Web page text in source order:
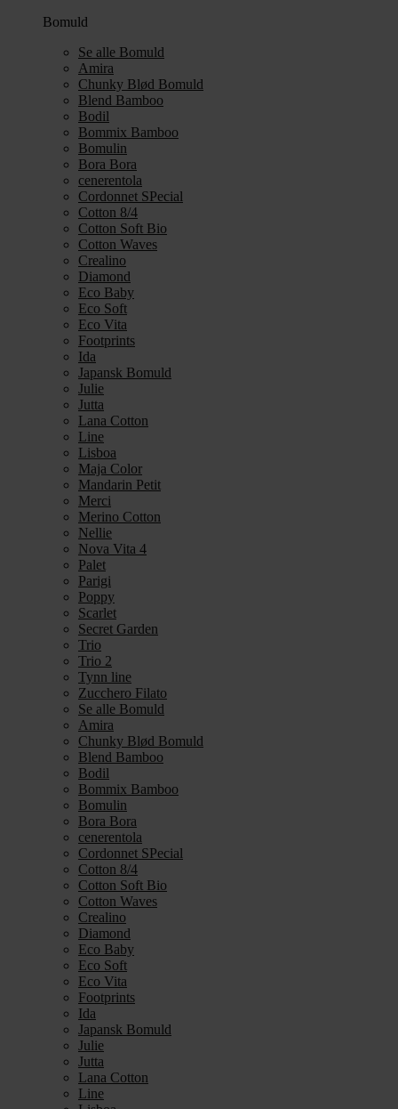
Bomuld
Se alle Bomuld
Amira
Chunky Blød Bomuld
Blend Bamboo
Bodil
Bommix Bamboo
Bomulin
Bora Bora
cenerentola
Cordonnet SPecial
Cotton 8/4
Cotton Soft Bio
Cotton Waves
Crealino
Diamond
Eco Baby
Eco Soft
Eco Vita
Footprints
Ida
Japansk Bomuld
Julie
Jutta
Lana Cotton
Line
Lisboa
Maja Color
Mandarin Petit
Merci
Merino Cotton
Nellie
Nova Vita 4
Palet
Parigi
Poppy
Scarlet
Secret Garden
Trio
Trio 2
Tynn line
Zucchero Filato
Se alle Bomuld
Amira
Chunky Blød Bomuld
Blend Bamboo
Bodil
Bommix Bamboo
Bomulin
Bora Bora
cenerentola
Cordonnet SPecial
Cotton 8/4
Cotton Soft Bio
Cotton Waves
Crealino
Diamond
Eco Baby
Eco Soft
Eco Vita
Footprints
Ida
Japansk Bomuld
Julie
Jutta
Lana Cotton
Line